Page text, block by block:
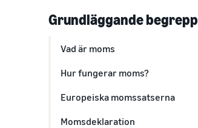
Grundläggande begrepp
Vad är moms
Hur fungerar moms?
Europeiska momssatserna
Momsdeklaration